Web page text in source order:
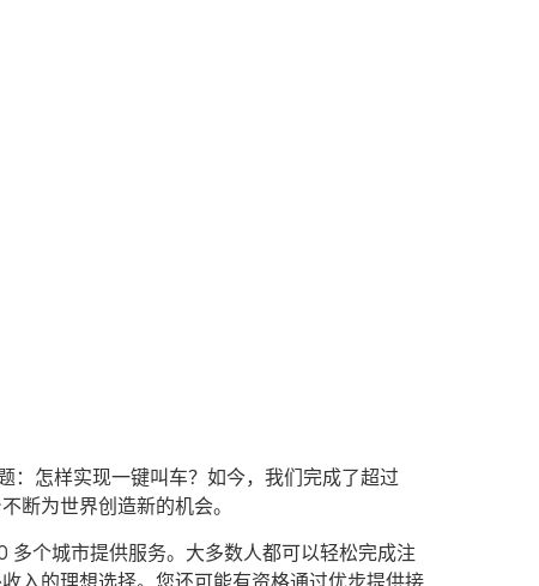
：怎样实现一键叫车？如今，我们完成了超过
断为世界创造新的机会。
个城市提供服务。大多数人都可以轻松完成注